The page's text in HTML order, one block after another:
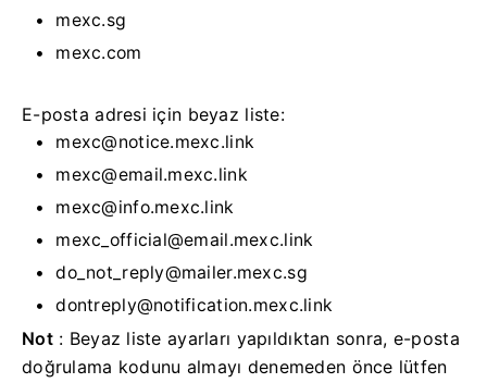
mexc.sg
mexc.com
E-posta adresi için beyaz liste:
mexc@notice.mexc.link
mexc@email.mexc.link
mexc@info.mexc.link
mexc_official@email.mexc.link
do_not_reply@mailer.mexc.sg
dontreply@notification.mexc.link
Not: Beyaz liste ayarları yapıldıktan sonra, e-posta
doğrulama kodunu almayı denemeden önce lütfen